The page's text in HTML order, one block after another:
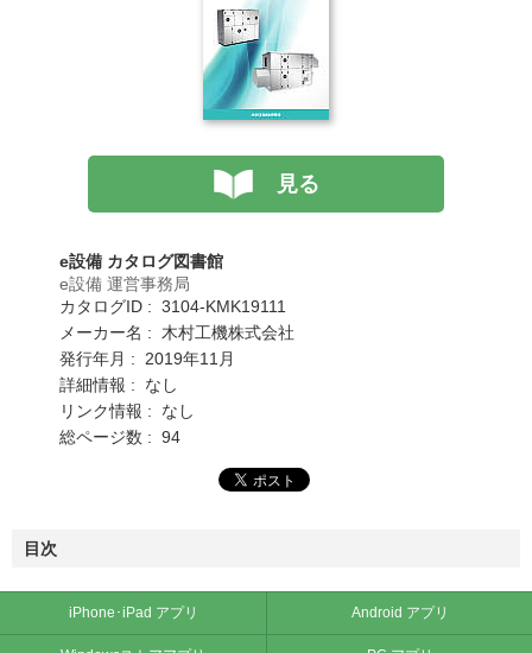
見る
e設備 カタログ図書館
e設備 運営事務局
カタログID : 3104-KMK19111
メーカー名 : 木村工機株式会社
発行年月 : 2019年11月
詳細情報 : なし
リンク情報 : なし
総ページ数 : 94
目次
iPhone･iPad アプリ Android アプリ